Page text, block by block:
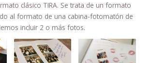
clásico TIRA. Se trata de un formato
al formato de una cabina-fotomatón de
incluir 2 o más fotos.